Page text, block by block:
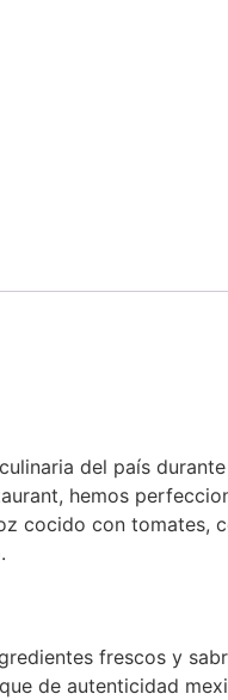
del país
hemos
cocido con tomates,
frescos y
de autenticidad